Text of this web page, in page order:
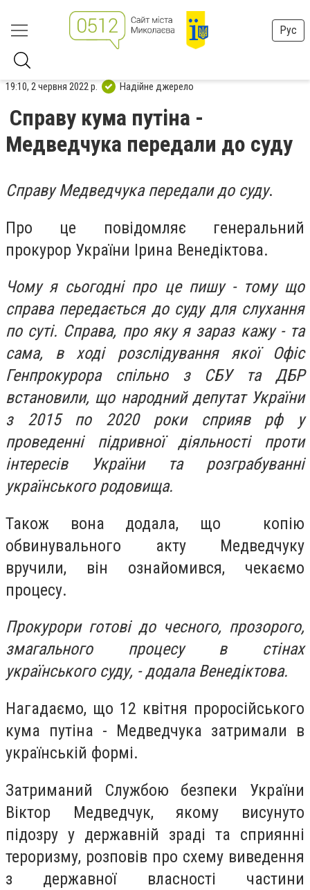
Рус
19:10, 2 червня 2022 р. Надійне джерело
Справу кума путіна -
Медведчука передали до суду
Справу Медведчука передали до суду.
Про це повідомляє генеральний
прокурор України Ірина Венедіктова.
Чому я сьогодні про це пишу - тому що
справа передається до суду для слухання
по суті. Справа, про яку я зараз кажу - та
сама, в ході розслідування якої Офіс
Генпрокурора спільно з СБУ та ДБР
встановили, що народний депутат України
з 2015 по 2020 роки сприяв рф у
проведенні підривної діяльності проти
інтересів України та розграбуванні
українського родовища.
Також вона додала, що копію
обвинувального акту Медведчуку
вручили, він ознайомився, чекаємо
процесу.
Прокурори готові до чесного, прозорого,
змагального процесу в стінах
українського суду, - додала Венедіктова.
Нагадаємо, що 12 квітня проросійського
кума путіна - Медведчука затримали в
українській формі.
Затриманий Службою безпеки України
Віктор Медведчук, якому висунуто
підозру у державній зраді та сприянні
тероризму, розповів про схему виведення
з державної власності частини